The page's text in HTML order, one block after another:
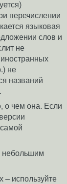
перечислении
языковая
слов и
не
не
названий
о чем она. Если
небольшим
– используйте